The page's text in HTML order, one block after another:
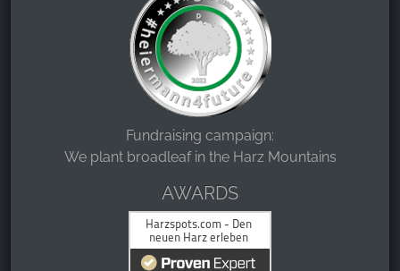
Fundraising campaign:
We plant broadleaf in the Harz Mountains
AWARDS